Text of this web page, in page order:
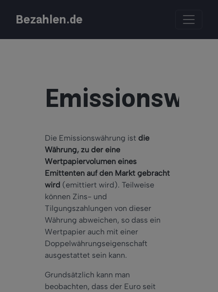
Bezahlen.de
Die Emissionswährung ist die
Währung, zu der eine
Wertpapiervolumen eines
Emittenten auf den Markt gebracht
wird (emittiert wird). Teilweise
können Zins- und
Tilgungszahlungen von dieser
Währung abweichen, so dass ein
Wertpapier auch mit einer
Doppelwährungseigenschaft
ausgestattet sein kann.
Grundsätzlich kann man
beobachten, dass der Euro seit